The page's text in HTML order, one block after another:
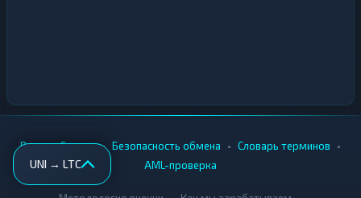
UNI → LTC
Вики • Города • Безопасность обмена • Словарь терминов •
AML-проверка